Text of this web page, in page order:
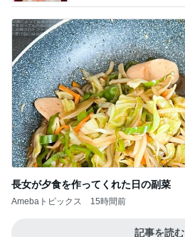
長女が夕食を作ってくれた日の副菜
Amebaトピックス 15時間前
記事を読む